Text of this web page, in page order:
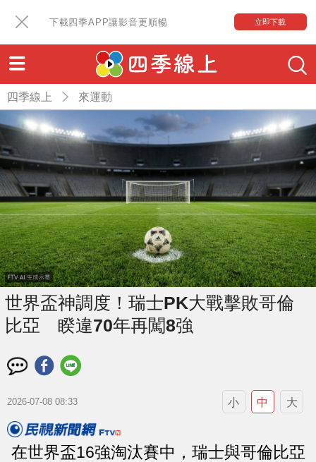
下載四季APP讓影音更順暢 立即下載
四季線上 來運動
世界盃神調度！瑞士PK大戰擊敗哥倫
比亞 睽違70年再闖8強
2026-07-08 08:33 小 中 大
在世界盃16強淘汰賽中，瑞士與哥倫比亞